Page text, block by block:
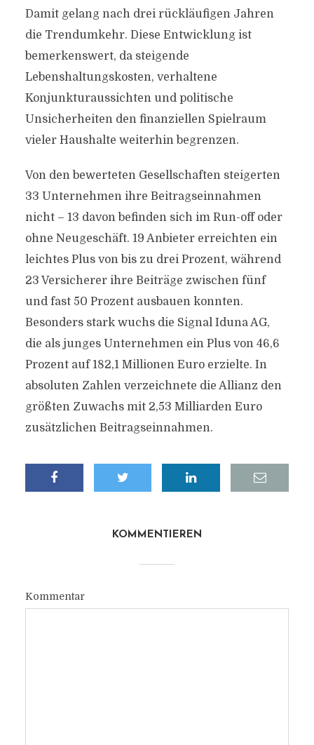
Damit gelang nach drei rückläufigen Jahren
die Trendumkehr. Diese Entwicklung ist
bemerkenswert, da steigende
Lebenshaltungskosten, verhaltene
Konjunkturaussichten und politische
Unsicherheiten den finanziellen Spielraum
vieler Haushalte weiterhin begrenzen.
Von den bewerteten Gesellschaften steigerten
33 Unternehmen ihre Beitragseinnahmen
nicht – 13 davon befinden sich im Run-off oder
ohne Neugeschäft. 19 Anbieter erreichten ein
leichtes Plus von bis zu drei Prozent, während
23 Versicherer ihre Beiträge zwischen fünf
und fast 50 Prozent ausbauen konnten.
Besonders stark wuchs die Signal Iduna AG,
die als junges Unternehmen ein Plus von 46,6
Prozent auf 182,1 Millionen Euro erzielte. In
absoluten Zahlen verzeichnete die Allianz den
größten Zuwachs mit 2,53 Milliarden Euro
zusätzlichen Beitragseinnahmen.
KOMMENTIEREN
Kommentar